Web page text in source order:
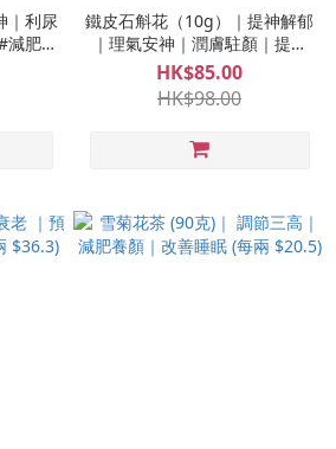
｜利尿
鐵皮石斛花（10g）｜提神解郁
｜理氣安神｜潤膚駐顏｜提高
免疫 (每兩 $318.8)
HK$85.00
HK$98.00